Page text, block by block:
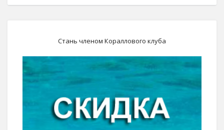
Стань членом Кораллового клуба
чтобы читать нас в Facebook!
Спасибо, я уже с вами